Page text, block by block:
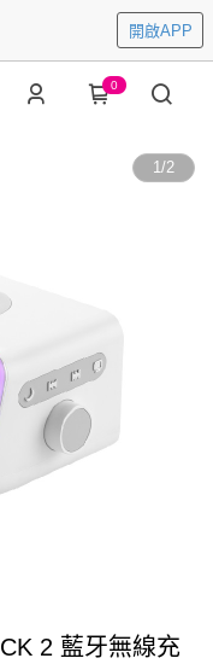
開啟APP
0
1/2
2 藍牙無線充